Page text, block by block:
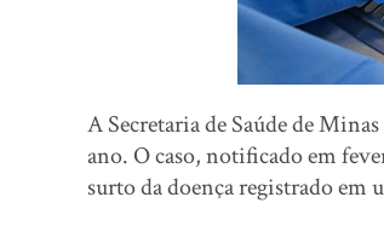
A Secretaria de Saúde de
ano. O caso, notificado em
surto da doença registrado em